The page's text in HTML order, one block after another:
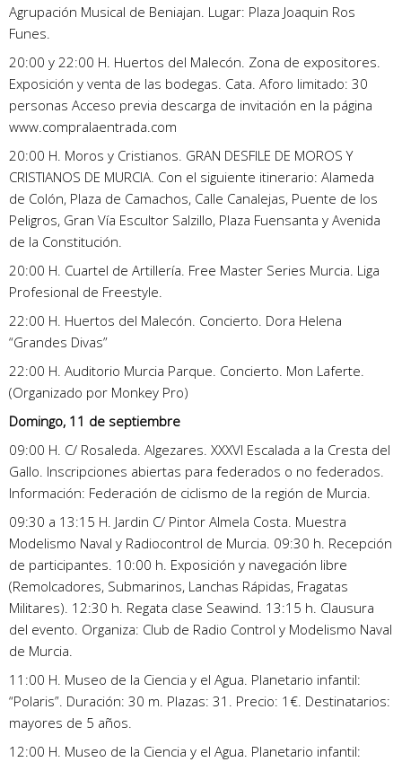
Agrupación Musical de Beniajan. Lugar: Plaza Joaquin Ros
Funes.
20:00 y 22:00 H. Huertos del Malecón. Zona de expositores.
Exposición y venta de las bodegas. Cata. Aforo limitado: 30
personas Acceso previa descarga de invitación en la página
www.compralaentrada.com
20:00 H. Moros y Cristianos. GRAN DESFILE DE MOROS Y
CRISTIANOS DE MURCIA. Con el siguiente itinerario: Alameda
de Colón, Plaza de Camachos, Calle Canalejas, Puente de los
Peligros, Gran Vía Escultor Salzillo, Plaza Fuensanta y Avenida
de la Constitución.
20:00 H. Cuartel de Artillería. Free Master Series Murcia. Liga
Profesional de Freestyle.
22:00 H. Huertos del Malecón. Concierto. Dora Helena
“Grandes Divas”
22:00 H. Auditorio Murcia Parque. Concierto. Mon Laferte.
(Organizado por Monkey Pro)
Domingo, 11 de septiembre
09:00 H. C/ Rosaleda. Algezares. XXXVI Escalada a la Cresta del
Gallo. Inscripciones abiertas para federados o no federados.
Información: Federación de ciclismo de la región de Murcia.
09:30 a 13:15 H. Jardin C/ Pintor Almela Costa. Muestra
Modelismo Naval y Radiocontrol de Murcia. 09:30 h. Recepción
de participantes. 10:00 h. Exposición y navegación libre
(Remolcadores, Submarinos, Lanchas Rápidas, Fragatas
Militares). 12:30 h. Regata clase Seawind. 13:15 h. Clausura
del evento. Organiza: Club de Radio Control y Modelismo Naval
de Murcia.
11:00 H. Museo de la Ciencia y el Agua. Planetario infantil:
“Polaris”. Duración: 30 m. Plazas: 31. Precio: 1€. Destinatarios:
mayores de 5 años.
12:00 H. Museo de la Ciencia y el Agua. Planetario infantil: